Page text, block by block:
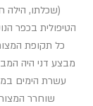
(שכלתו, הילה
הטיפולית בכפר
כל תקופת
מבצע דני היה
עשרת הימים
שוחרר